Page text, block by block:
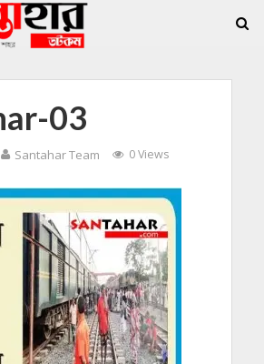
সান্তাহারে হেরোইনসহ যুবক গ্রেফতার
03
Santahar Team 0 Views